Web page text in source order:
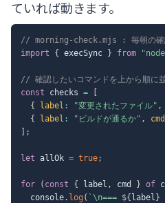
ていれば動きます。
// morning-check.mjs : 毎朝の確認
import
{ execSync } from
// 確認したいコマンドを上から順に
const checks =
{
label : "変更されたファイル" ,
{
label : "ビルドが通るか" , cmd
;
let allOk = true;
for ( const { label , cmd } of
  console
. log ( ` \n=== ${ label }